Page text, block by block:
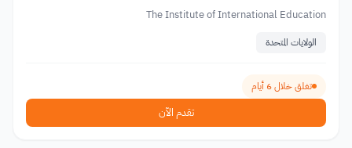
The Institute of International Education
الولايات المتحدة
تغلق خلال 6 أيام
تقدم الآن